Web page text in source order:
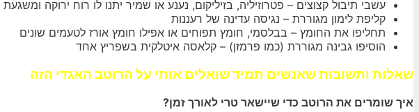
עשבי תיבול קצוצים – פטרוזיליה, בזיליקום, נענע או שמיר יתנו לו רוח ירוקה ומשגעת
קליפת לימון מגוררת – נגיסה עדינה של רעננות
תחליפו את החומץ – בבלסמי, חומץ תפוחים או אפילו חומץ אורז לטעמים שונים
הוסיפו גבינה מגוררת (כמו פרמזן) – קלאסה איטלקית בשפריץ אחד
שאלות ותשובות שאנשים תמיד שואלים אותי על הרוטב האגדי הזה
איך שומרים את הרוטב כדי שיישאר טרי לאורך זמן?